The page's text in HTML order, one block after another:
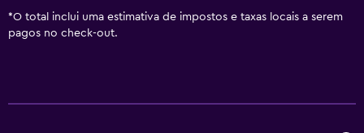
*O total inclui uma estimativa de impostos e taxas locais a serem
pagos no check-out.